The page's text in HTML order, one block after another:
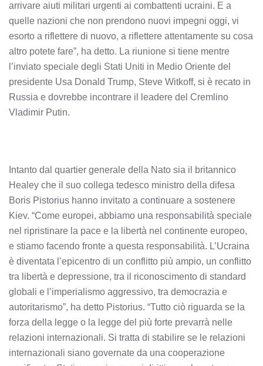
arrivare aiuti militari urgenti ai combattenti ucraini. E a
quelle nazioni che non prendono nuovi impegni oggi, vi
esorto a riflettere di nuovo, a riflettere attentamente su cosa
altro potete fare”, ha detto. La riunione si tiene mentre
l’inviato speciale degli Stati Uniti in Medio Oriente del
presidente Usa Donald Trump, Steve Witkoff, si è recato in
Russia e dovrebbe incontrare il leadere del Cremlino
Vladimir Putin.
Intanto dal quartier generale della Nato sia il britannico
Healey che il suo collega tedesco ministro della difesa
Boris Pistorius hanno invitato a continuare a sostenere
Kiev. “Come europei, abbiamo una responsabilità speciale
nel ripristinare la pace e la libertà nel continente europeo,
e stiamo facendo fronte a questa responsabilità. L’Ucraina
è diventata l’epicentro di un conflitto più ampio, un conflitto
tra libertà e depressione, tra il riconoscimento di standard
globali e l’imperialismo aggressivo, tra democrazia e
autoritarismo”, ha detto Pistorius. “Tutto ciò riguarda se la
forza della legge o la legge del più forte prevarrà nelle
relazioni internazionali. Si tratta di stabilire se le relazioni
internazionali siano governate da una cooperazione